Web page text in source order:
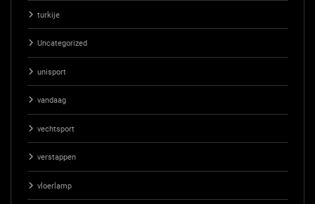
turkije
Uncategorized
unisport
vandaag
vechtsport
verstappen
vloerlamp